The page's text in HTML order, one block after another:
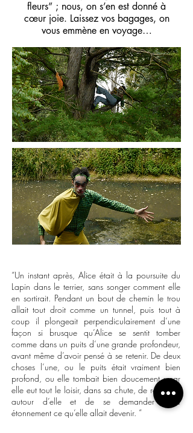
fleurs” ; nous, on s’en est donné à
cœur joie. Laissez vos bagages, on
vous emmène en voyage…
“Un instant après, Alice était à la poursuite du
Lapin dans le terrier, sans songer comment elle
en sortirait. Pendant un bout de chemin le trou
allait tout droit comme un tunnel, puis tout à
coup il plongeait perpendiculairement d’une
façon si brusque qu’Alice se sentit tomber
comme dans un puits d’une grande profondeur,
avant même d’avoir pensé à se retenir. De deux
choses l’une, ou le puits était vraiment bien
profond, ou elle tombait bien doucement ; car
elle eut tout le loisir, dans sa chute, de regarder
autour d’elle et de se demander avec
étonnement ce qu’elle allait devenir. ”